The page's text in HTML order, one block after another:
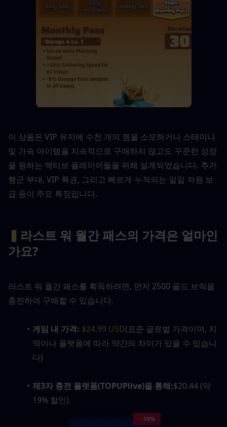
이 상품은 VIP 유지에 수천 개의 젬을 소모하거나 스태미나
및 가속 아이템을 지속적으로 구매하지 않고도 꾸준한 성장
을 원하는 액티브 플레이어들을 위해 설계되었습니다. 추가
행군 부대, VIP 특권, 그리고 빠르게 누적되는 일일 자원 보
급 등이 주요 특징입니다.
▍ 라스트 워 월간 패스의 가격은 얼마인
가요?
라스트 워 월간 패스를 획득하려면, 먼저 2500 골드 브릭을
충전하여 구매할 수 있습니다.
게임 내 가격: $24.99 USD(표준 글로벌 가격이며, 지
역이나 플랫폼에 따라 약간의 차이가 있을 수 있습니
다)
제3자 충전 플랫폼(TOPUPlive)을 통해:$20.44 (약
19% 할인).